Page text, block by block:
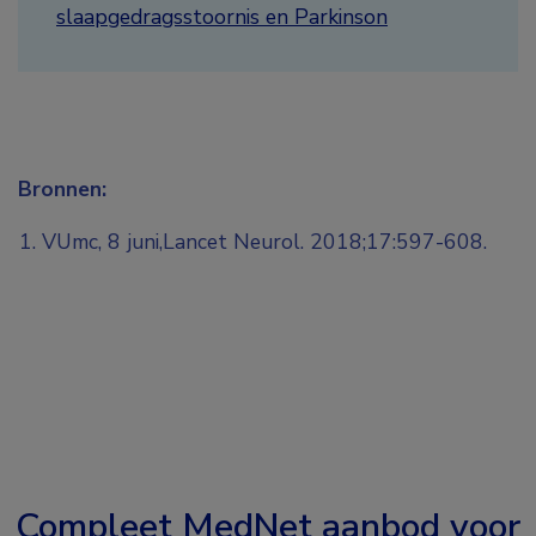
slaapgedragsstoornis en Parkinson
Bronnen:
VUmc, 8 juni,Lancet Neurol. 2018;17:597-608.